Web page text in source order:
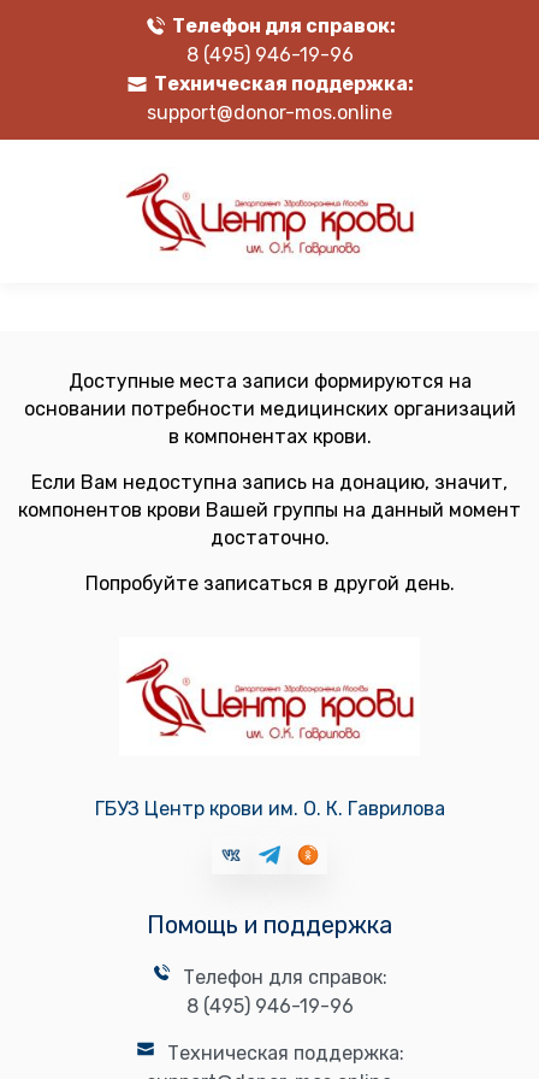
Телефон для справок:
8 (495) 946-19-96
Техническая поддержка:
support@donor-mos.online
Доступные места записи формируются на
основании потребности медицинских организаций
в компонентах крови.
Если Вам недоступна запись на донацию, значит,
компонентов крови Вашей группы на данный момент
достаточно.
Попробуйте записаться в другой день.
ГБУЗ Центр крови им. О. К. Гаврилова
Помощь и поддержка
Телефон для справок:
8 (495) 946-19-96
Техническая поддержка: